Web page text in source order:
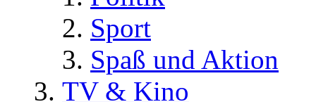
Sport
Spaß und Aktion
TV & Kino